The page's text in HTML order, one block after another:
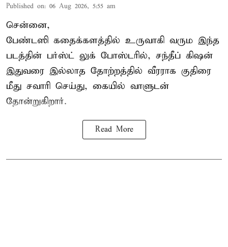
Published on: 06 Aug 2026, 5:55 am
சென்னை,
பேண்டஸி கதைக்களத்தில் உருவாகி வரும இந்த
படத்தின் பர்ஸ்ட் லுக் போஸ்டரில், சந்தீப் கிஷன்
இதுவரை இல்லாத தோற்றத்தில் வீரராக குதிரை
மீது சவாரி செய்து, கையில் வாளுடன்
தோன்றுகிறார்.
Read More